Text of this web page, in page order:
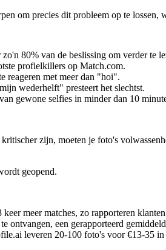
om precies dit probleem op te lossen,
80% van de beslissing om verder te
profielkillers op Match.com.
reageren met meer dan "hoi".
wederhelft" presteert het slechtst.
gewone selfies in minder dan 10
zijn, moeten je foto's
geopend.
meer matches, zo rapporteren
ontvangen, een gerapporteerd
leveren 20-100 foto's voor €13-35